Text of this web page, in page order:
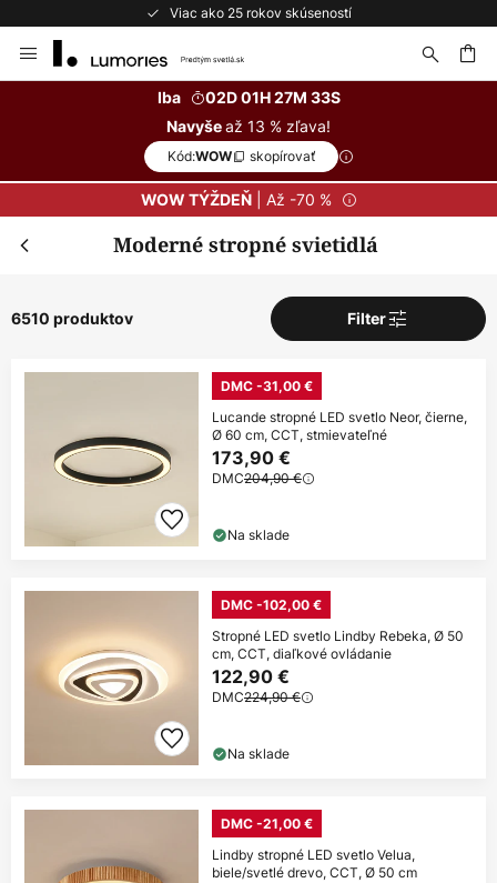
Bezplatné vrátenie do 50 dní
to
Iba
02D 01H 27M 31S
Navyšeaž 13 % zľava!
Kód:WOW skopírovať
WOW TÝŽDEŇ| Až -70 %
Moderné stropné svietidlá
6510 produktov Filter
DMC -31,00 €
Lucande stropné LED svetlo Neor, čierne,
Ø 60 cm, CCT, stmievateľné
173,90 €
DMC204,90 €
Na sklade
DMC -102,00 €
Stropné LED svetlo Lindby Rebeka, Ø 50
cm, CCT, diaľkové ovládanie
122,90 €
DMC224,90 €
Na sklade
DMC -21,00 €
Lindby stropné LED svetlo Velua,
biele/svetlé drevo, CCT, Ø 50 cm